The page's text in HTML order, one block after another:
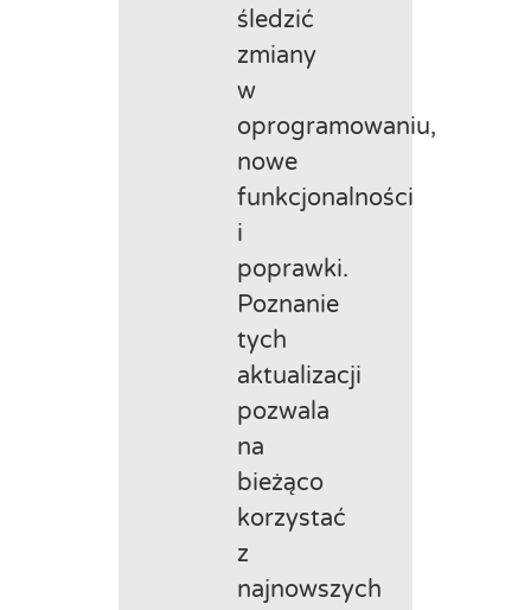
śledzić
zmiany
w
oprogramowaniu,
nowe
funkcjonalności
i
poprawki.
Poznanie
tych
aktualizacji
pozwala
na
bieżąco
korzystać
z
najnowszych